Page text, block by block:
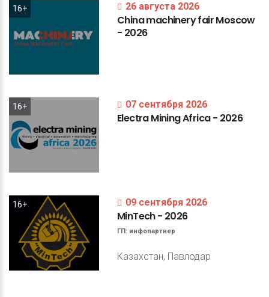
16+ 26 августа 2026
ChinamachineryfairMoscow
- 2026
16+ 07 сентября 2026
ElectraMiningAfrica- 2026
16+ 09 сентября 2026
MinTech- 2026
ГП: инфопартнер
Казахстан, Павлодар